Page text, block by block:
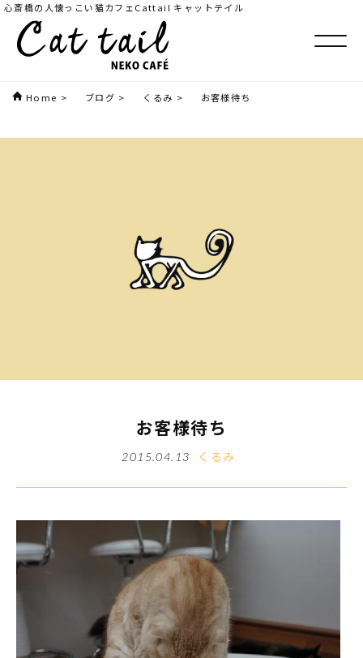
心斎橋の人懐っこい猫カフェCattail キャットテイル
Home > ブログ > くるみ > お客様待ち
お客様待ち
2015.04.13 くるみ